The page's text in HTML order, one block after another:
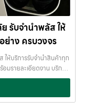
บเดือน ไถ่ถอนก่อนหมด
ข้อง รับจำนำเทอร์มิ
งทันที ไม่ต้องรอนาน การ
องการเงินด่วนโดยไม่
เรารักษาความลับ และ
วางใจได้ พื้นที่บริการ
ายเขตกรุงเทพฯ เรามี
เขต แจ้งวัฒนะ เขต สีลม
นา ไม่ว่าคุณอยู่ในซอย
ใกล้แยกสีลม ช่องนนทรี
ามอินทรา กม.8 หรือใกล้
ารรับจำนำสินค้าที่ให้
รับจำนำพลัส ให้
ย่าง ครบวงจร
ห้บริการรับจำนำสินค้าทุก
มรายละเอียดงาน บริการ
ลาดพร้าว แจ้งวัฒนะ สีลม
วดเร็ว ปลอดภัย ให้ราคา
พลัส ให้บริการรับจำนำ